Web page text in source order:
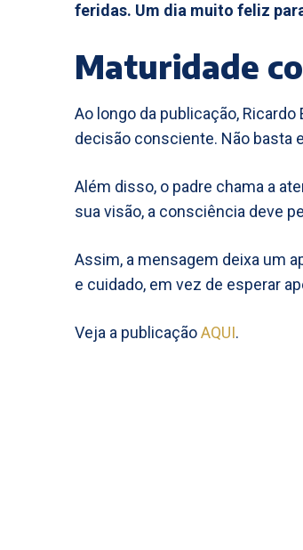
feridas. Um dia muito feliz
Maturidade
Ao longo da publicação,
decisão consciente. Não basta
Além disso, o padre chama a
sua visão, a consciência deve
Assim, a mensagem deixa um
e cuidado, em vez de esperar
Veja a publicaçãoAQUI.